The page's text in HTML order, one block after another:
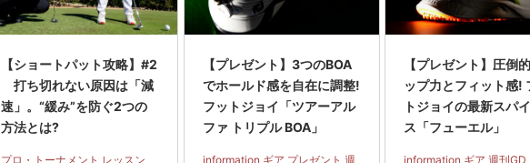
【ショートパット攻略】#2
打ち切れない原因は「減
速」。“緩み”を防ぐ2つの
方法とは?
プロ・トーナメント レッスン
【プレゼント】3つのBOA
でホールド感を自在に調整!
フットジョイ「ツアーアル
ファ トリプル BOA」
information ギア プレゼント 週
【プレゼント】圧倒
ップ力とフィット感!
トジョイの最新スパ
ス「フューエル」
information ギア 週刊GD